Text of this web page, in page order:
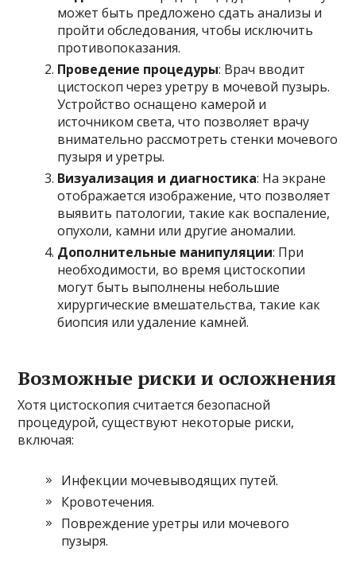
может быть предложено сдать анализы и
пройти обследования, чтобы исключить
противопоказания.
Проведение процедуры: Врач вводит
цистоскоп через уретру в мочевой пузырь.
Устройство оснащено камерой и
источником света, что позволяет врачу
внимательно рассмотреть стенки мочевого
пузыря и уретры.
Визуализация и диагностика: На экране
отображается изображение, что позволяет
выявить патологии, такие как воспаление,
опухоли, камни или другие аномалии.
Дополнительные манипуляции: При
необходимости, во время цистоскопии
могут быть выполнены небольшие
хирургические вмешательства, такие как
биопсия или удаление камней.
Возможные риски и осложнения
Хотя цистоскопия считается безопасной
процедурой, существуют некоторые риски,
включая:
Инфекции мочевыводящих путей.
Кровотечения.
Повреждение уретры или мочевого
пузыря.